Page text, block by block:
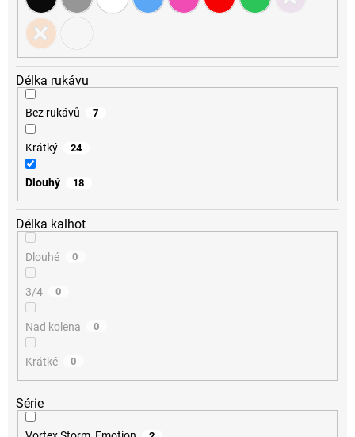
Délka rukávu
Bez rukávů 7
Krátký 24
Dlouhý 18
Délka kalhot
Dlouhé 0
3/4 0
Nad kolena 0
Krátké 0
Série